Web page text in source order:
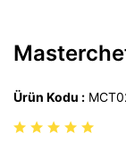
Ürün Kodu :